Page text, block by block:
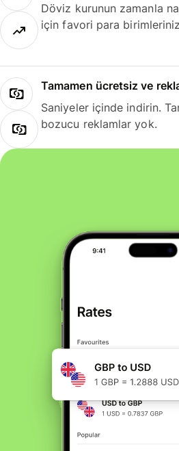
Döviz kurunun zamanla
için favori para
Tamamen ücretsiz ve
Saniyeler içinde indirin.
bozucu reklamlar yok.